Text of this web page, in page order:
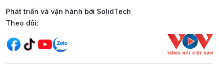
Phát triển và vận hành bởi SolidTech
Mạng xã hội
Theo dõi: